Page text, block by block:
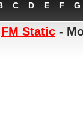
C D E F G
FM Static-